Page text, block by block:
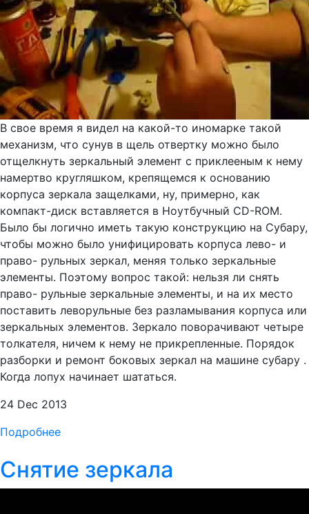
В свое время я видел на какой-то иномарке такой
механизм, что сунув в щель отвертку можно было
отщелкнуть зеркальный элемент с приклееным к нему
намертво кругляшком, крепящемся к основанию
корпуса зеркала защелками, ну, примерно, как
компакт-диск вставляется в Ноутбучный CD-ROM.
Было бы логично иметь такую конструкцию на Субару,
чтобы можно было унифицировать корпуса лево- и
право- рульных зеркал, меняя только зеркальные
элементы. Поэтому вопрос такой: нельзя ли снять
право- рульные зеркальные элементы, и на их место
поставить леворульные без разламывания корпуса или
зеркальных элементов. Зеркало поворачивают четыре
толкателя, ничем к нему не прикрепленные. Порядок
разборки и ремонт боковых зеркал на машине субару .
Когда лопух начинает шататься.
24 Dec 2013
Подробнее
Снятие зеркала